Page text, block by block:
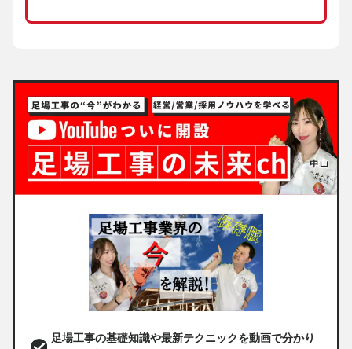
足場工事の基礎知識や最新テクニックを動画で分かり